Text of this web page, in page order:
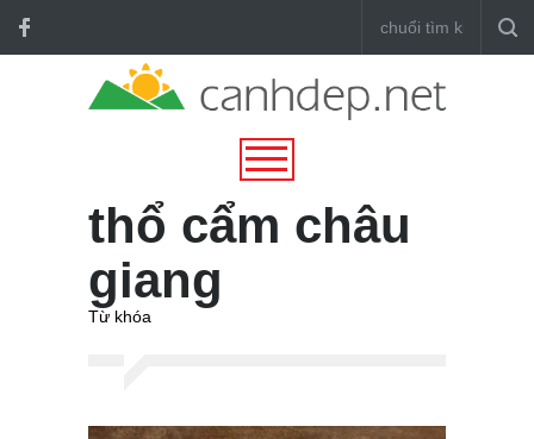
thổ cẩm châu
giang
Từ khóa